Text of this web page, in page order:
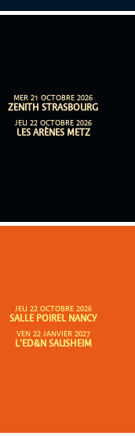
MER 21 OCTOBRE 2026
ZENITH STRASBOURG
JEU 22 OCTOBRE 2026
LES ARÈNES METZ
JEU 22 OCTOBRE 2026
SALLE POIREL NANCY
VEN 22 JANVIER 2027
L'ED&N SAUSHEIM